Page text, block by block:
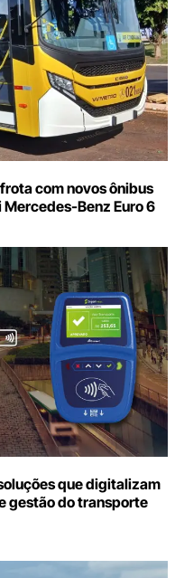
com novos ônibus
Benz Euro 6
que digitalizam
gestão do transporte